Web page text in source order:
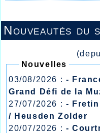
Nouveautés du
Nouvelles
03/08/2026 : -
Grand Défi de la
27/07/2026 : -
/ Heusden Zolder
20/07/2026 : -
petit cadeau au
du Coeur, un
convivialité
d'Athlétisme